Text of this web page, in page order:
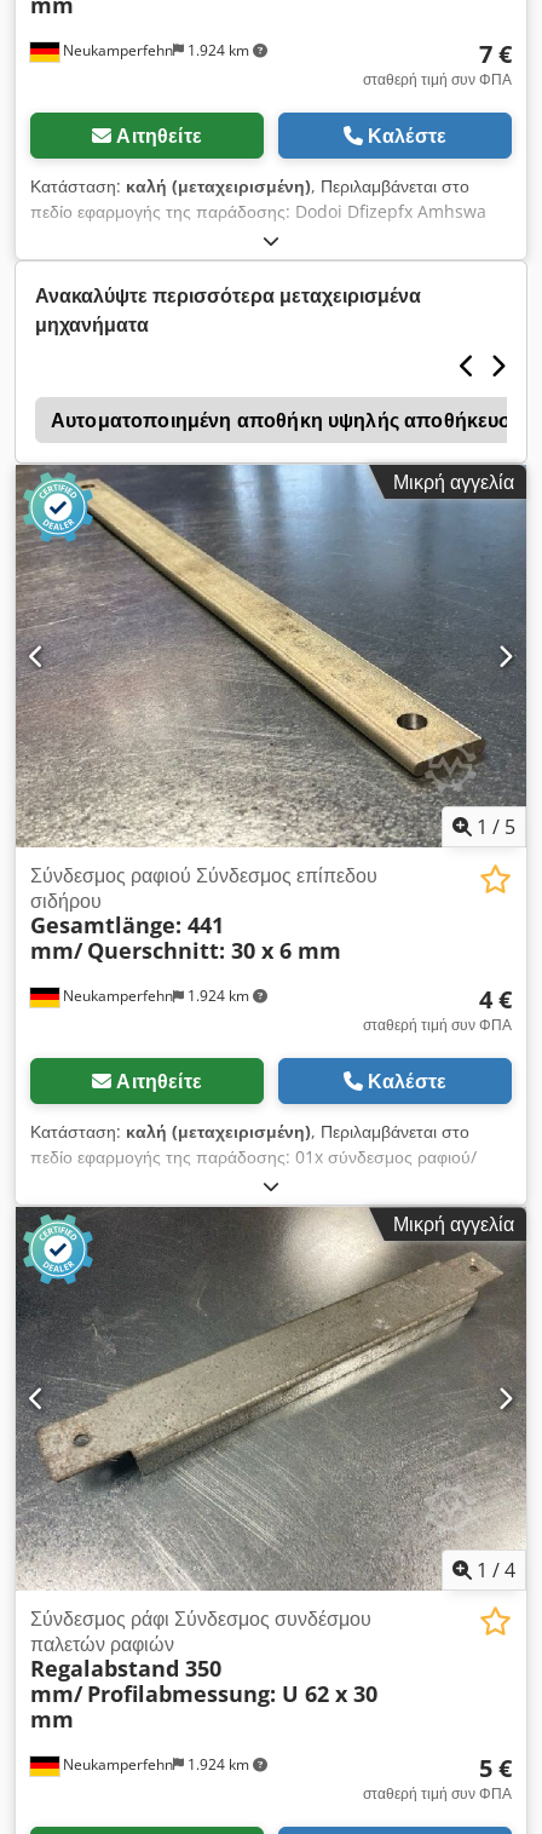
Neukamperfehn 1.924 km 7 €
σταθερή τιμή συν ΦΠΑ
Αιτηθείτε Καλέστε
Κατάσταση: καλή (μεταχειρισμένη), Περιλαμβάνεται στο
πεδίο εφαρμογής της παράδοσης: Dodoi Dfizepfx Amhswa
01x σύνδεσμος ραφιού, μεταχειρισμένος για απόσταση
ραφιών: περίπου 250 mm Συνολικό μήκος: περίπου 330 mm
Διατομή: U 30 x 52 mm Χρώμα υλικού: μπλε Βάρος: 0,46 kg |
Ανακαλύψτε περισσότερα μεταχειρισμένα
μηχανήματα
Αυτοματοποιημένη αποθήκη υψηλής αποθήκευσης
Μικρή αγγελία
1 / 5
Neukamperfehn 1.924 km
Σύνδεσμος ραφιού Σύνδεσμος επίπεδου
σιδήρου
Gesamtlänge: 441
mm/ Querschnitt: 30 x 6 mm
4 €
σταθερή τιμή συν ΦΠΑ
Αιτηθείτε Καλέστε
Κατάσταση: καλή (μεταχειρισμένη), Περιλαμβάνεται στο
πεδίο εφαρμογής της παράδοσης: 01x σύνδεσμος ραφιού/
σίδερο πλακέ, μεταχειρισμένο Dwjdpfei Euw Eox Amhja
Μήκος: περίπου 441 mm Διάσταση κέντρο - κεντρική οπή:
περίπου 400 mm Διάμετρος οπής: περίπου 10 mm διατομή:
περίπου 30 x 6 m Επιφάνεια: γαλβανισμένο Βάρος: 0,62 kg |
τεμ.
Μικρή αγγελία
1 /4
Neukamperfehn 1.924 km
Σύνδεσμος ράφι Σύνδεσμος συνδέσμου
παλετών ραφιών
Regalabstand 350
mm/ Profilabmessung: U 62 x 30
mm
5 €
σταθερή τιμή συν ΦΠΑ